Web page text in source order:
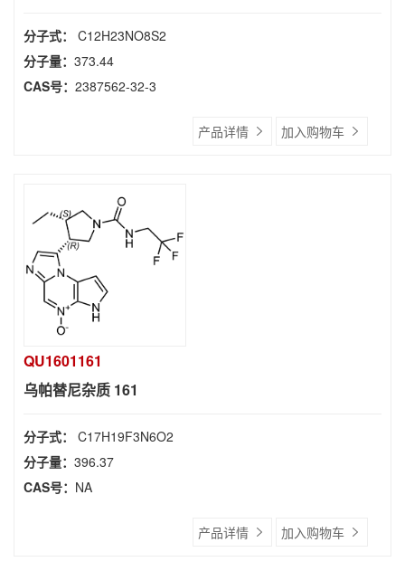
分子式： C12H23NO8S2
分子量： 373.44
CAS号： 2387562-32-3
产品详情 加入购物车
QU1601161
乌帕替尼杂质 161
分子式： C17H19F3N6O2
分子量： 396.37
CAS号： NA
产品详情 加入购物车